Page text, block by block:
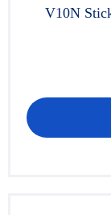
V10N